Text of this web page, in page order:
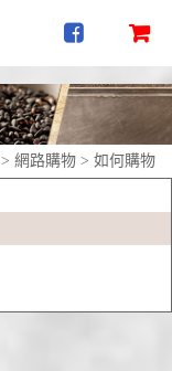
> 網路購物 > 如何購物